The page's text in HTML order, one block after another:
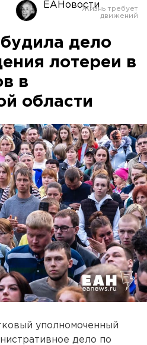
ЕАНовости
дело
лотереи в
в
области
уполномоченный
дело по